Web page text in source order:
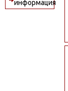
информация